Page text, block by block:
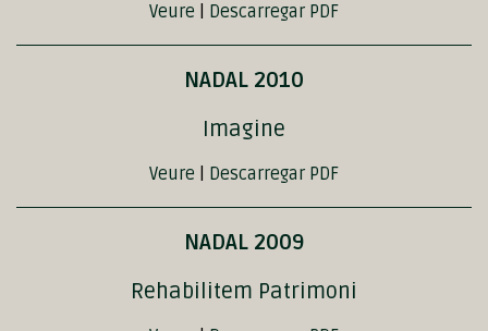
Veure Descarregar PDF
NADAL 2010
Imagine
Veure Descarregar PDF
NADAL 2009
Rehabilitem Patrimoni